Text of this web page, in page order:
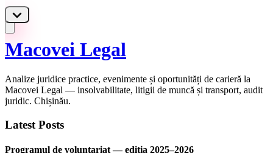
Macovei Legal
Analize juridice practice, evenimente și oportunități de carieră la
Macovei Legal — insolvabilitate, litigii de muncă și transport, audit
juridic. Chișinău.
Latest Posts
Programul de voluntariat — ediția 2025–2026